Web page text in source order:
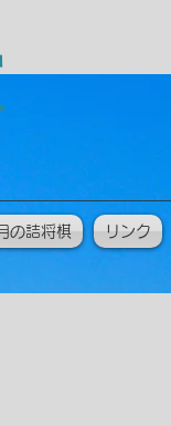
の詰将棋 リンク